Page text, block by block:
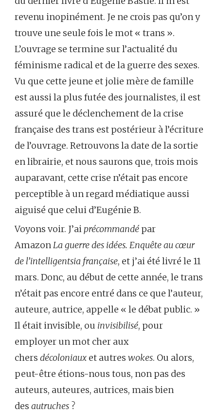
revenu inopinément. Je ne crois pas qu’on y
trouve une seule fois le mot « trans ».
L’ouvrage se termine sur l’actualité du
féminisme radical et de la guerre des sexes.
Vu que cette jeune et jolie mère de famille
est aussi la plus futée des journalistes, il est
assuré que le déclenchement de la crise
française des trans est postérieur à l’écriture
de l’ouvrage. Retrouvons la date de la sortie
en librairie, et nous saurons que, trois mois
auparavant, cette crise n’était pas encore
perceptible à un regard médiatique aussi
aiguisé que celui d’Eugénie B.
Voyons voir. J’ai précommandé par
AmazonLa guerre des idées. Enquête au cœur
de l’intelligentsia française, et j’ai été livré le 11
mars. Donc, au début de cette année, le trans
n’était pas encore entré dans ce que l’auteur,
auteure, autrice, appelle « le débat public. »
Il était invisible, ou invisibilisé, pour
employer un mot cher aux
chers décoloniaux et autres wokes. Ou alors,
peut-être étions-nous tous, non pas des
auteurs, auteures, autrices, mais bien
des autruches ?